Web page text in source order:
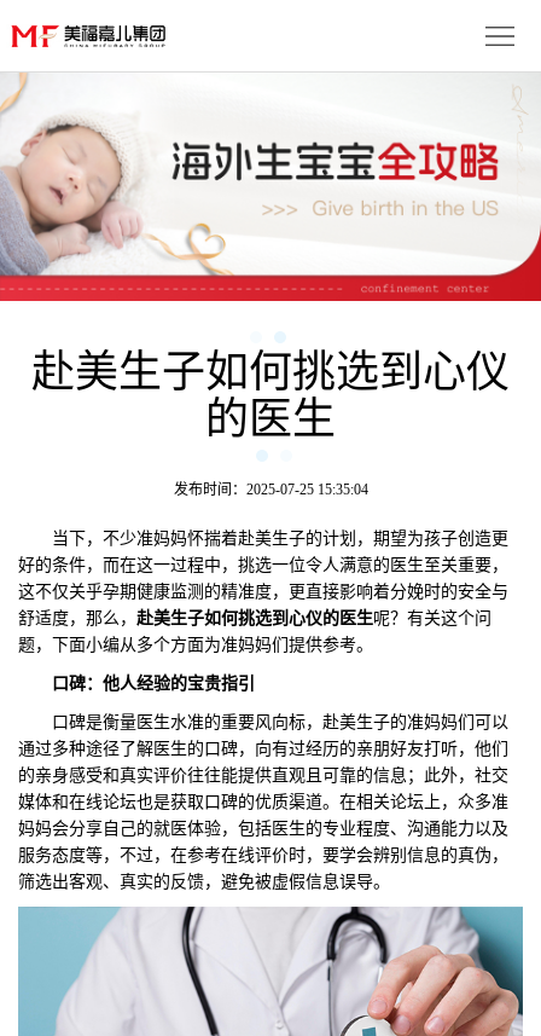
子
优
势
服
务
流
月
子
成
们
评
合
赴美生子如何挑选到心仪
的医生
发布时间：2025-07-25 15:35:04
当下，不少准妈妈怀揣着赴美生子的计划，期望为孩子创造更
好的条件，而在这一过程中，挑选一位令人满意的医生至关重要，
这不仅关乎孕期健康监测的精准度，更直接影响着分娩时的安全与
舒适度，那么， 赴美生子如何挑选到心仪的医生呢？有关这个问
题，下面小编从多个方面为准妈妈们提供参考。
口碑：他人经验的宝贵指引
口碑是衡量医生水准的重要风向标，赴美生子的准妈妈们可以
通过多种途径了解医生的口碑，向有过经历的亲朋好友打听，他们
的亲身感受和真实评价往往能提供直观且可靠的信息；此外，社交
媒体和在线论坛也是获取口碑的优质渠道。在相关论坛上，众多准
妈妈会分享自己的就医体验，包括医生的专业程度、沟通能力以及
服务态度等，不过，在参考在线评价时，要学会辨别信息的真伪，
筛选出客观、真实的反馈，避免被虚假信息误导。